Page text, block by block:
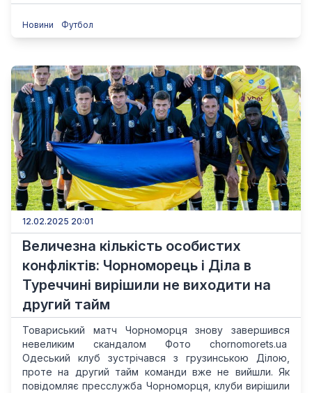
Новини Футбол
12.02.2025 20:01
Величезна кількість особистих
конфліктів: Чорноморець і Діла в
Туреччині вирішили не виходити на
другий тайм
Товариський матч Чорноморця знову завершився
невеликим скандалом Фото chornomorets.ua
Одеський клуб зустрічався з грузинською Ділою,
проте на другий тайм команди вже не вийшли. Як
повідомляє пресслужба Чорноморця, клуби вирішили